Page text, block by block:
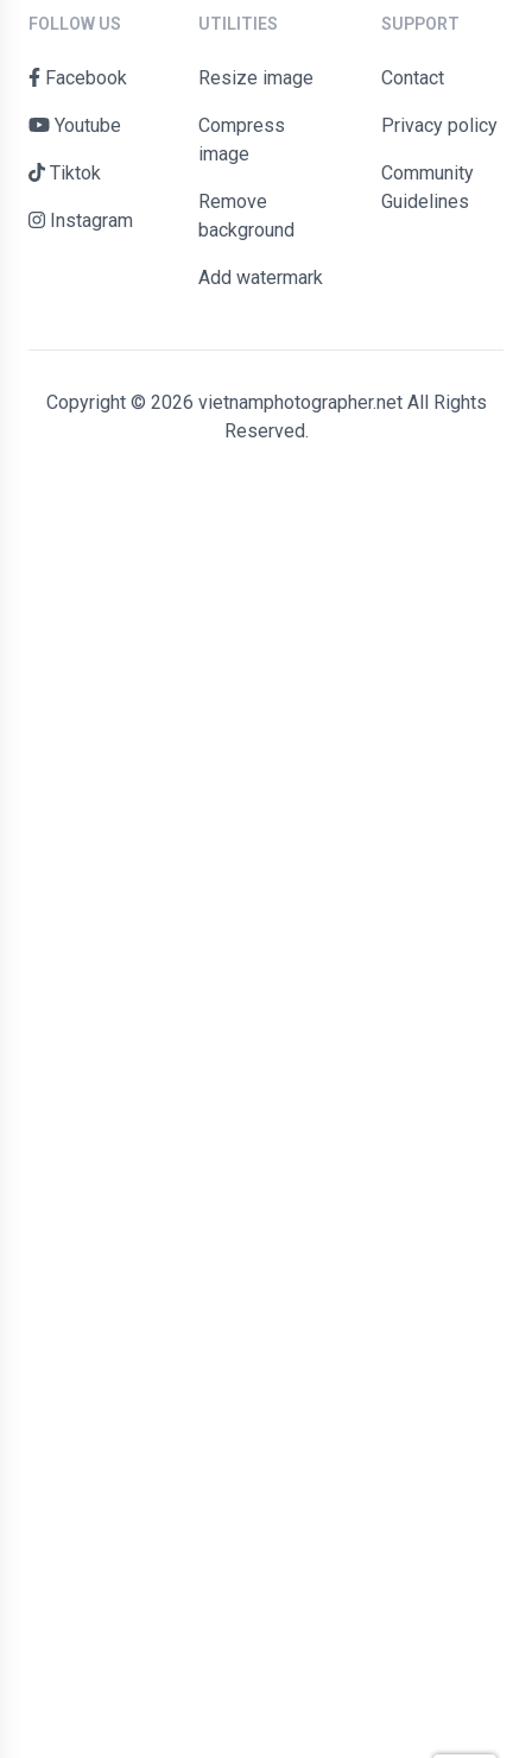
FOLLOW US
Facebook
Youtube
Tiktok
Instagram
UTILITIES
Resize image
Compress
image
Remove
background
Add watermark
SUPPORT
contact
Privacy policy
Community
Guidelines
Copyright © 2026 vietnamphotographer.net All Rights
Reserved.